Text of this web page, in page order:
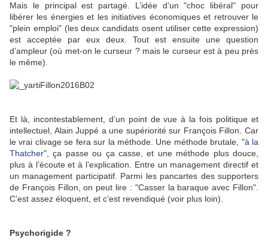
Mais le principal est partagé. L’idée d’un "choc libéral" pour
libérer les énergies et les initiatives économiques et retrouver le
"plein emploi" (les deux candidats osent utiliser cette expression)
est acceptée par eux deux. Tout est ensuite une question
d’ampleur (où met-on le curseur ? mais le curseur est à peu près
le même).
Et là, incontestablement, d’un point de vue à la fois politique et
intellectuel, Alain Juppé a une supériorité sur François Fillon. Car
le vrai clivage se fera sur la méthode. Une méthode brutale, "à la
Thatcher", ça passe ou ça casse, et une méthode plus douce,
plus à l’écoute et à l’explication. Entre un management directif et
un management participatif. Parmi les pancartes des supporters
de François Fillon, on peut lire : "Casser la baraque avec Fillon".
C’est assez éloquent, et c’est revendiqué (voir plus loin).
Psychorigide ?